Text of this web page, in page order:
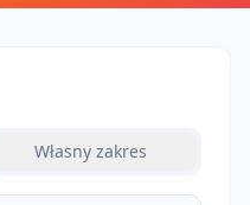
Własny zakres